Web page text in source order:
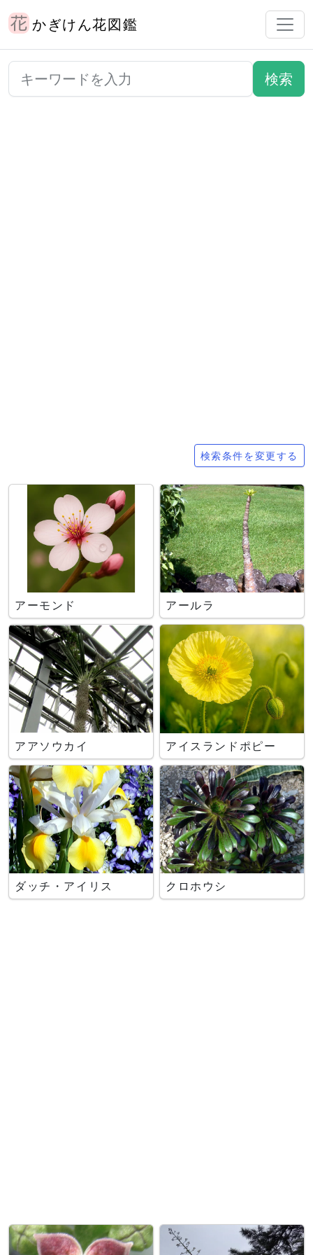
かぎけん花図鑑
検索条件を変更する
アーモンド アールラ
アアソウカイ アイスランドポピー
ダッチ・アイリス クロホウシ